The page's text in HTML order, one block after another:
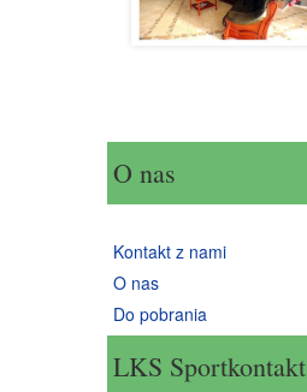
O nas
Kontakt z nami
O nas
Do pobrania
LKS Sportkontakt